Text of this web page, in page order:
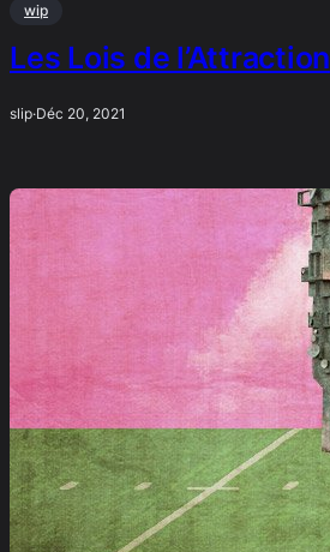
wip
Les Lois de l’Attraction
slip·Déc 20, 2021